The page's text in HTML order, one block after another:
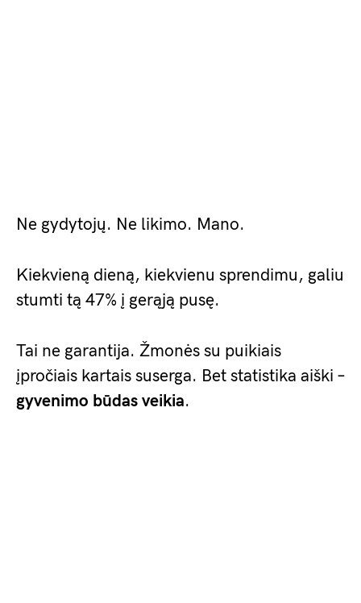
Ne gydytojų. Ne likimo. Mano.
Kiekvieną dieną, kiekvienu sprendimu, galiu
stumti tą 47% į gerąją pusę.
Tai ne garantija. Žmonės su puikiais
įpročiais kartais suserga. Bet statistika aiški –
gyvenimo būdas veikia.